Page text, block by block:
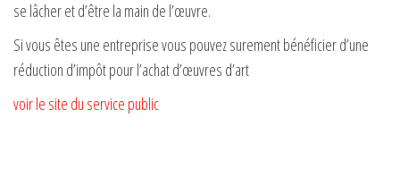
se lâcher et d’être la main de l’œuvre.
Si vous êtes une entreprise vous pouvez surement bénéficier d’une
réduction d’impôt pour l’achat d’œuvres d’art
voir le site du service public